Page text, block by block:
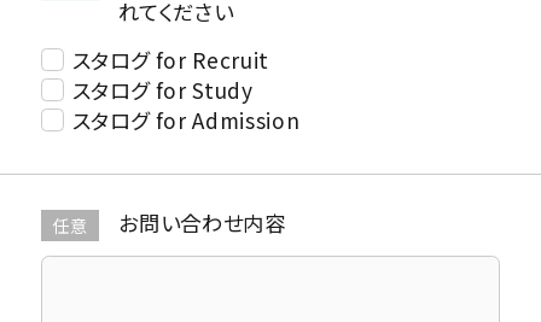
れてください
スタログ for Recruit
スタログ for Study
スタログ for Admission
お問い合わせ内容